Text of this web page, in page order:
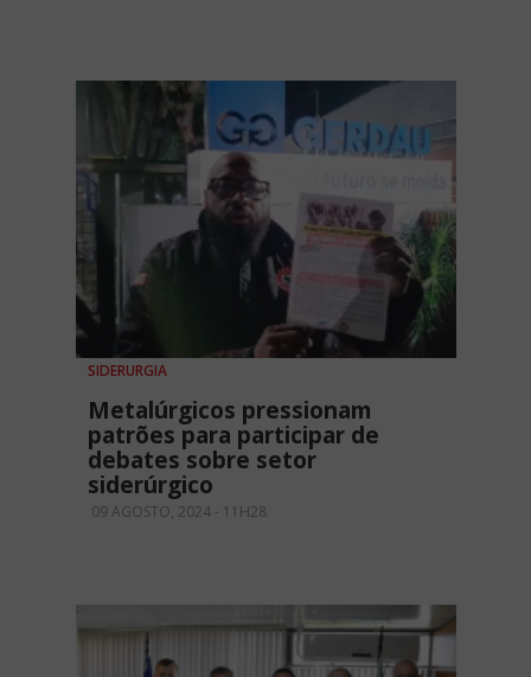
SIDERURGIA
Metalúrgicos pressionam
patrões para participar de
debates sobre setor
siderúrgico
09 AGOSTO, 2024 - 11H28